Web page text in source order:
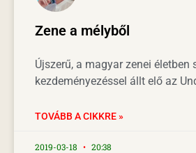
Zene a mélyből
Újszerű, a magyar zenei életben
kezdeményezéssel állt elő az
TOVÁBB A CIKKRE »
2019-03-18 20:38